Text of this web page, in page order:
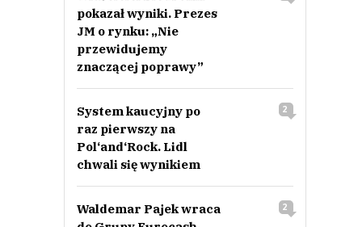
pokazał wyniki. Prezes
JM o rynku: „Nie
przewidujemy
znaczącej poprawy”
System kaucyjny po
raz pierwszy na
Pol‘and‘Rock. Lidl
chwali się wynikiem
2
Waldemar Pajek wraca
2